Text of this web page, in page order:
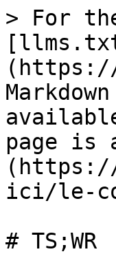
> For
page is
(https://
ici/le-
# TS;WR